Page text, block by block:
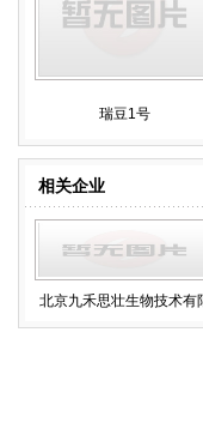
瑞豆1号
相关企业
北京九禾思壮生物技术有